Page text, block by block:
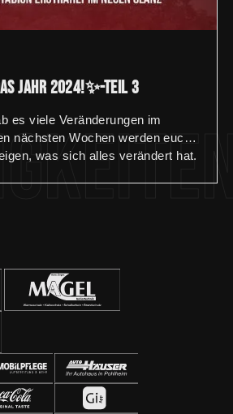
Jahr 2024!✨-Teil 3
es viele Veränderungen im
nächsten Wochen werden euch
was sich alles verändert hat.
Bildern – Installation eines
einer Küchenzeile Wir
Umsetzung der Renovierung
#geschäftsstelle
#fcgiessen #fussball
#giessen #fcg